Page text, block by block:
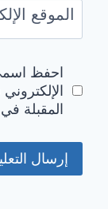
الموقع
احفظ
المقبلة